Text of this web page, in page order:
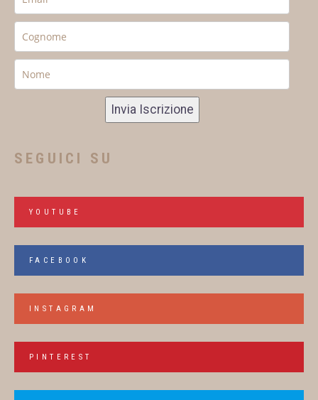
Invia Iscrizione
SEGUICI SU
YOUTUBE
FACEBOOK
INSTAGRAM
PINTEREST